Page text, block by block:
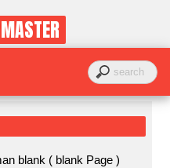
blank ( blank Page )